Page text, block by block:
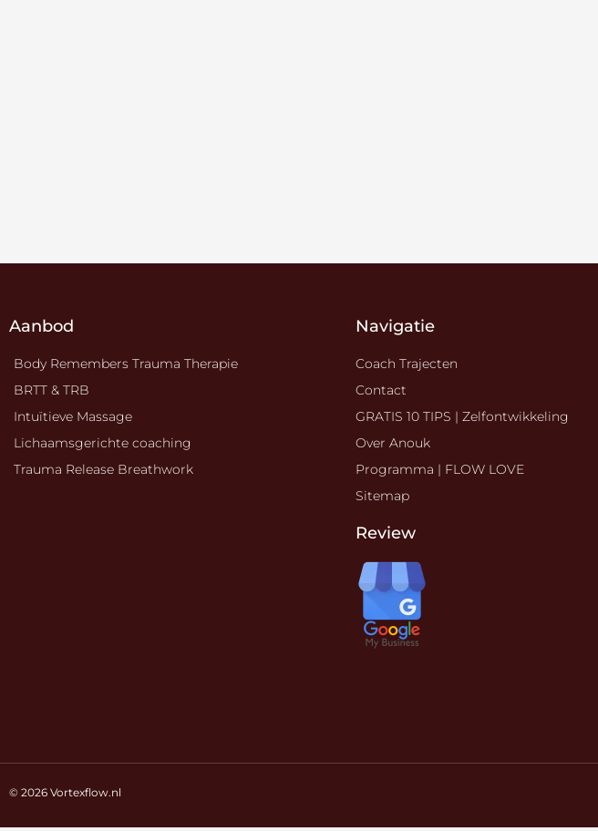
Aanbod
Body Remembers Trauma Therapie
BRTT & TRB
Intuïtieve Massage
Lichaamsgerichte coaching
Trauma Release Breathwork
Navigatie
Coach Trajecten
Contact
GRATIS 10 TIPS | Zelfontwikkeling
Over Anouk
Programma | FLOW LOVE
Sitemap
Review
© 2026 Vortexflow.nl